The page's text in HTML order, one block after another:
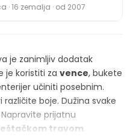
· 16 zemalja · od 2007
je zanimljiv dodatak
je koristiti za vence, bukete
učiniti posebnim.
boje. Dužina svake
prijatnu
travom